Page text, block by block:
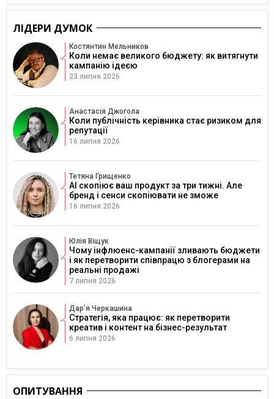
ЛІДЕРИ ДУМОК
Костянтин Мельников
Коли немає великого бюджету: як витягнути
кампанію ідеєю
23 липня 2026
Анастасія Джогола
Коли публічність керівника стає ризиком для
репутації
16 липня 2026
Тетяна Грищенко
AI скопіює ваш продукт за три тижні. Але
бренд і сенси скопіювати не зможе
16 липня 2026
Юлія Віщук
Чому інфлюенс-кампанії зливають бюджети
і як перетворити співпрацю з блогерами на
реальні продажі
7 липня 2026
Дарʼя Черкашина
Стратегія, яка працює: як перетворити
креатив і контент на бізнес-результат
6 липня 2026
ОПИТУВАННЯ